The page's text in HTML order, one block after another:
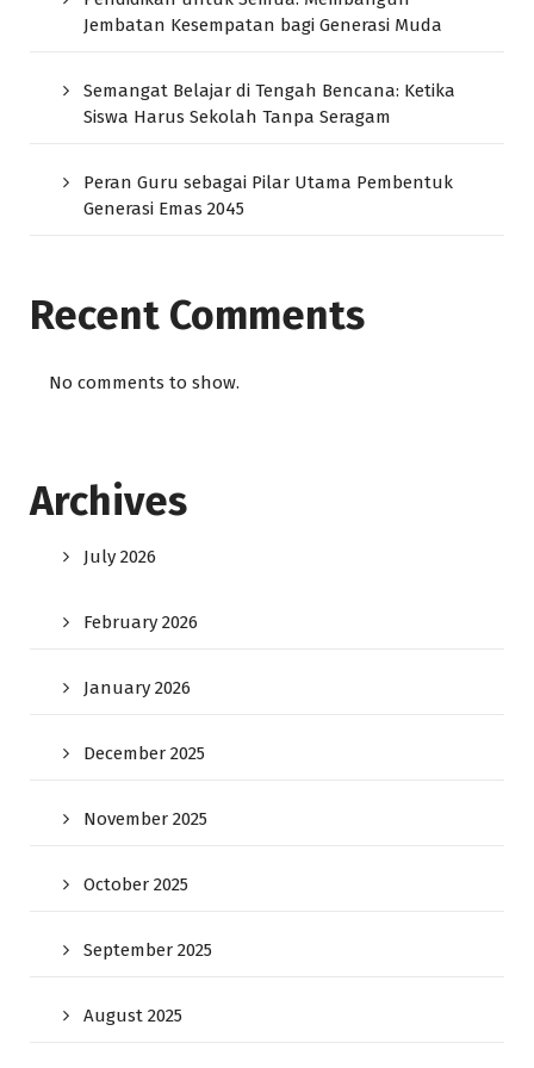
Jembatan Kesempatan bagi Generasi Muda
Semangat Belajar di Tengah Bencana: Ketika
Siswa Harus Sekolah Tanpa Seragam
Peran Guru sebagai Pilar Utama Pembentuk
Generasi Emas 2045
Recent Comments
No comments to show.
Archives
July 2026
February 2026
January 2026
December 2025
November 2025
October 2025
September 2025
August 2025